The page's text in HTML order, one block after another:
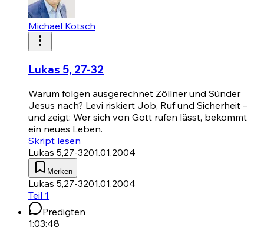
Michael Kotsch
Lukas 5, 27-32
Warum folgen ausgerechnet Zöllner und Sünder
Jesus nach? Levi riskiert Job, Ruf und Sicherheit –
und zeigt: Wer sich von Gott rufen lässt, bekommt
ein neues Leben.
Skript lesen
Lukas 5,27-3201.01.2004
Merken
Lukas 5,27-3201.01.2004
Teil 1
Predigten
1:03:48